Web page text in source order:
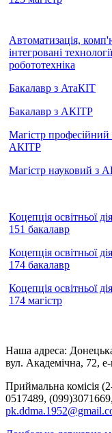
Автоматизація,
інтегровані
робототехніка
Бакалавр з АтаКІТ
Бакалавр з АКІТР
Магістр професійний
АКІТР
Магістр науковий з
Коцепція освітньої
151 бакалавр
Коцепція освітньої
174 бакалавр
Коцепція освітньої
174 магістр
Наша адреса:
вул. Академічна, 72,
Приймальна комісія
0517489,